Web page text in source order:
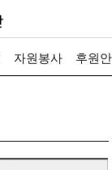
자원봉사 후원